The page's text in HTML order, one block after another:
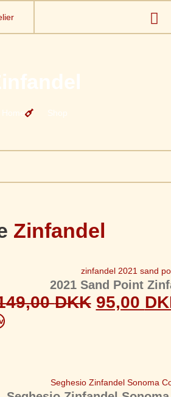
Home Shop
Zinfandel
2021 Sand Point
DKK 95,00